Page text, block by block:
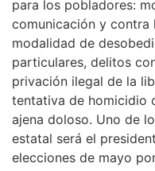
para los pobladores:
comunicación y contra
modalidad de
particulares, delitos
privación ilegal de la
tentativa de homicidio
ajena doloso. Uno de
estatal será el
elecciones de mayo